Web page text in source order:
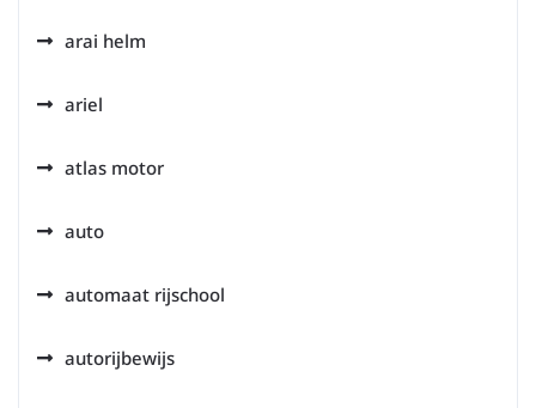
arai helm
ariel
atlas motor
auto
automaat rijschool
autorijbewijs